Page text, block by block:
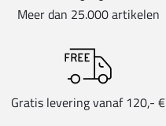
Meer dan 25.000 artikelen
Gratis levering vanaf 120,- €